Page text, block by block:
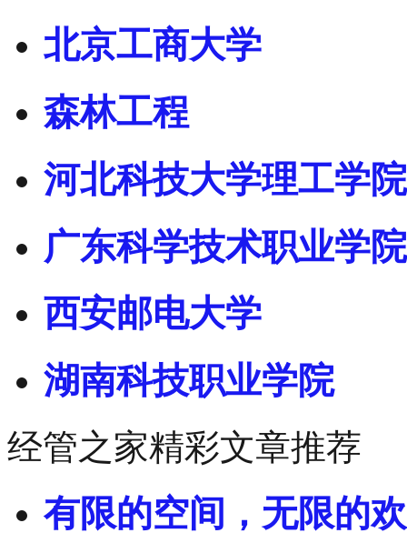
北京工商大学
森林工程
河北科技大学理工学院
广东科学技术职业学院
西安邮电大学
湖南科技职业学院
经管之家精彩文章推荐
有限的空间，无限的